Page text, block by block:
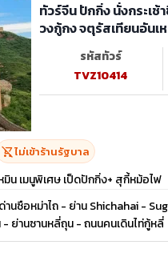
ทัวร์จีน ปักกิ่ง นั่งกระเช้
วงกู้กง จตุรัสเทียนอันเ
รหัสทัวร์
TVZ10414
shopping_cart_offไม่เข้าร้านรัฐบาล
น เมนูพิเศษ เป็ดปักกิ่ง+ สุกี้หม้อไฟ
นซือหม่าไถ - ย่าน Shichahai -
ย่านซานหลี่ถุน - ถนนคนเดินไท่กู้หลี่